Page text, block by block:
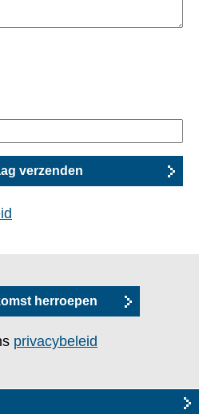
herroepen
privacybeleid